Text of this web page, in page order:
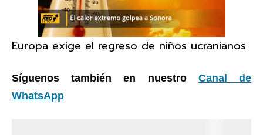
Europa exige el regreso de niños ucranianos
Síguenos también en nuestro Canal de
WhatsApp